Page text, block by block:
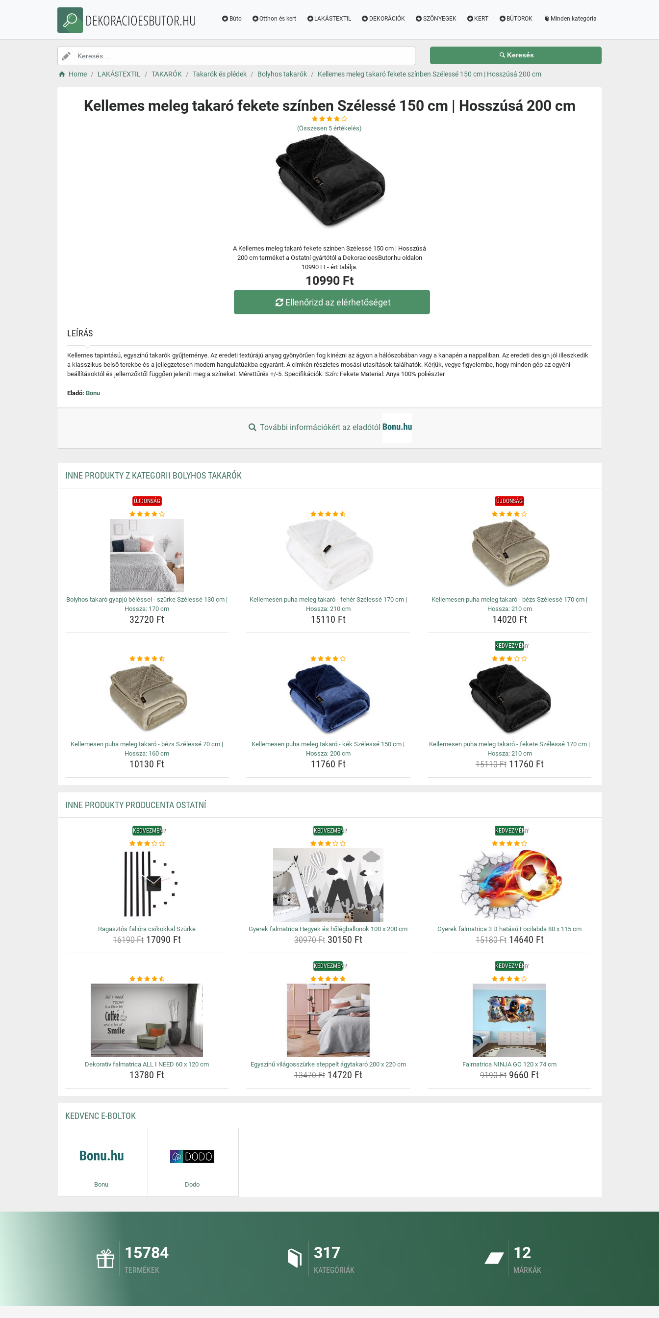
DEKORACIOESBUTOR.HU Búto Otthon és kert LAKÁSTEXTIL DEKORÁCIÓK SZŐNYEGEK KERT BÚTOROK Minden kategória
Keresés
Home LAKÁSTEXTIL TAKARÓK Takarók és plédek Bolyhos takarók Kellemes meleg takaró fekete színben Szélessé 150 cm | Hosszúsá 200 cm
Kellemes meleg takaró fekete színben Szélessé 150 cm | Hosszúsá 200 cm
(Összesen 5 értékelés)
A Kellemes meleg takaró fekete színben Szélessé 150 cm | Hosszúsá
200 cm terméket a Ostatní gyártótól a DekoracioesButor.hu oldalon
10990 Ft - ért találja.
10990 Ft
Ellenőrizd az elérhetőséget
LEÍRÁS
Kellemes tapintású, egyszínű takarók gyűjteménye. Az eredeti textúrájú anyag gyönyörűen fog kinézni az ágyon a hálószobában vagy a kanapén a nappaliban. Az eredeti design jól illeszkedik
a klasszikus belső terekbe és a jellegzetesen modern hangulatúakba egyaránt. A címkén részletes mosási utasítások találhatók. Kérjük, vegye figyelembe, hogy minden gép az egyéni
beállításoktól és jellemzőktől függően jeleníti meg a színeket. Mérettűrés +/-5. Specifikációk: Szín: Fekete Material: Anya 100% poliészter
Eladó: Bonu
További információkért az eladótól
INNE PRODUKTY Z KATEGORII BOLYHOS TAKARÓK
ÚJDONSÁG
Bolyhos takaró gyapjú béléssel - szürke Szélessé 130 cm |
Hossza: 170 cm
32720 Ft
Kellemesen puha meleg takaró - fehér Szélessé 170 cm |
Hossza: 210 cm
15110 Ft
ÚJDONSÁG
Kellemesen puha meleg takaró - bézs Szélessé 170 cm |
Hossza: 210 cm
14020 Ft
Kellemesen puha meleg takaró - bézs Szélessé 70 cm |
Hossza: 160 cm
10130 Ft
Kellemesen puha meleg takaró - kék Szélessé 150 cm |
Hossza: 200 cm
11760 Ft
KEDVEZMÉNY
Kellemesen puha meleg takaró - fekete Szélessé 170 cm |
Hossza: 210 cm
15110 Ft11760 Ft
INNE PRODUKTY PRODUCENTA OSTATNÍ
KEDVEZMÉNY
Ragasztós falióra csíkokkal Szürke
16190 Ft17090 Ft
KEDVEZMÉNY
Gyerek falmatrica Hegyek és hőlégballonok 100 x 200 cm
30970 Ft30150 Ft
KEDVEZMÉNY
Gyerek falmatrica 3 D hatású Focilabda 80 x 115 cm
15180 Ft14640 Ft
Dekoratív falmatrica ALL I NEED 60 x 120 cm
13780 Ft
KEDVEZMÉNY
Egyszínű világosszürke steppelt ágytakaró 200 x 220 cm
13470 Ft14720 Ft
KEDVEZMÉNY
Falmatrica NINJA GO 120 x 74 cm
9190 Ft 9660 Ft
KEDVENC E-BOLTOK
Bonu Dodo
15784
TERMÉKEK
317
KATEGÓRIÁK
12
MÁRKÁK